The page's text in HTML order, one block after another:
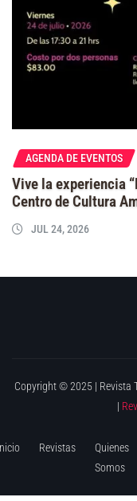
AGENDA DE EVENTOS
Vive la experiencia
Centro de Cultura
JUL 24, 2026
Copyright © 2025 | Revista
|
Revistas
Quienes
Somos